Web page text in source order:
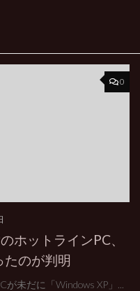
0
ホットラインPC、
たのが判明
未だに「Windows XP」...